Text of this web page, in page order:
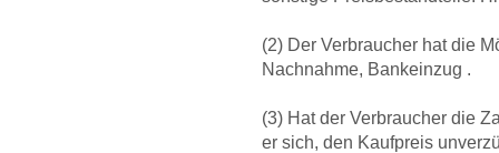
(2) Der Verbraucher hat die
Nachnahme, Bankeinzug .
(3) Hat der Verbraucher die
er sich, den Kaufpreis